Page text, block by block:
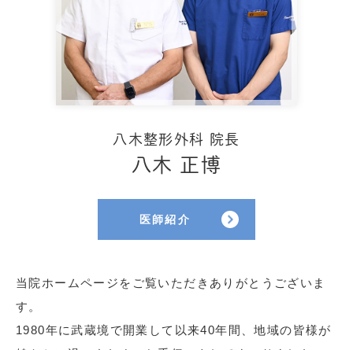
八木整形外科 院長
八木 正博
医師紹介
当院ホームページをご覧いただきありがとうございま
す。
1980年に武蔵境で開業して以来40年間、地域の皆様が